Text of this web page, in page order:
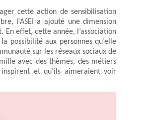
cette action de sensibilisation
l’ASEI a ajouté une dimension
En effet, cette année, l’association
possibilité aux personnes qu’elle
sur les réseaux sociaux de
avec des thèmes, des métiers
et qu’ils aimeraient voir